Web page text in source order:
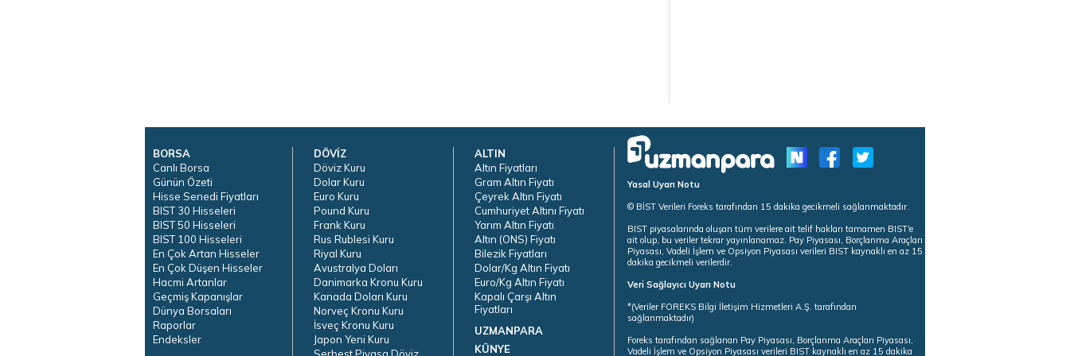
BORSA
Canlı Borsa
Günün Özeti
Hisse Senedi Fiyatları
BIST 30 Hisseleri
BIST 50 Hisseleri
BIST 100 Hisseleri
En Çok Artan Hisseler
En Çok Düşen Hisseler
Hacmi Artanlar
Geçmiş Kapanışlar
Dünya Borsaları
Raporlar
Endeksler
DÖVİZ
Döviz Kuru
Dolar Kuru
Euro Kuru
Pound Kuru
Frank Kuru
Rus Rublesi Kuru
Riyal Kuru
Avustralya Doları
Danimarka Kronu Kuru
Kanada Doları Kuru
Norveç Kronu Kuru
İsveç Kronu Kuru
Japon Yeni Kuru
Serbest Piyasa Döviz
ALTIN
Altın Fiyatları
Gram Altın Fiyatı
Çeyrek Altın Fiyatı
Cumhuriyet Altını Fiyatı
Yarım Altın Fiyatı
Altın (ONS) Fiyatı
Bilezik Fiyatları
Dolar/Kg Altın Fiyatı
Euro/Kg Altın Fiyatı
Kapalı Çarşı Altın
Fiyatları
UZMANPARA
KÜNYE
Yasal Uyarı Notu
© BİST Verileri Foreks tarafından 15 dakika gecikmeli sağlanmaktadır.
BIST piyasalarında oluşan tüm verilere ait telif hakları tamamen BIST'e
ait olup, bu veriler tekrar yayınlanamaz. Pay Piyasası, Borçlanma Araçları
Piyasası, Vadeli İşlem ve Opsiyon Piyasası verileri BIST kaynaklı en az 15
dakika gecikmeli verilerdir.
Veri Sağlayıcı Uyarı Notu
*(Veriler FOREKS Bilgi İletişim Hizmetleri A.Ş. tarafından
sağlanmaktadır)
Foreks tarafından sağlanan Pay Piyasası, Borçlanma Araçları Piyasası,
Vadeli İşlem ve Opsiyon Piyasası verileri BIST kaynaklı en az 15 dakika